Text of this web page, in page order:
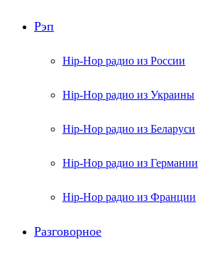
Рэп
Hip-Hop радио из России
Hip-Hop радио из Украины
Hip-Hop радио из Беларуси
Hip-Hop радио из Германии
Hip-Hop радио из Франции
Разговорное